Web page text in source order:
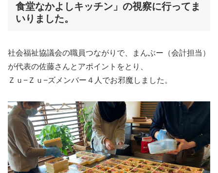
食堂なかよしキッチン」の視察に行ってま
いりました。
社会福祉協議会の職員つながりで、まんぶー（会計担当）
が代表の佐藤さんとアポイントをとり、
Ｚｕ−Ｚｕ−ズメンバー４人でお邪魔しました。